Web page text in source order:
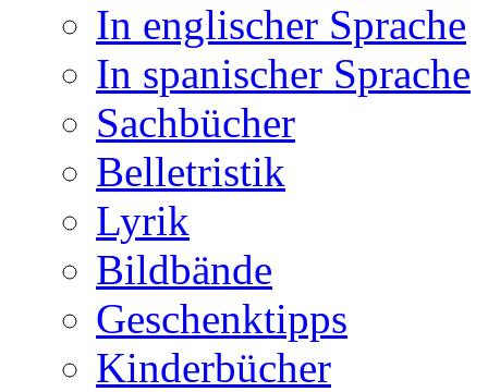
In englischer Sprache
In spanischer Sprache
Sachbücher
Belletristik
Lyrik
Bildbände
Geschenktipps
Kinderbücher